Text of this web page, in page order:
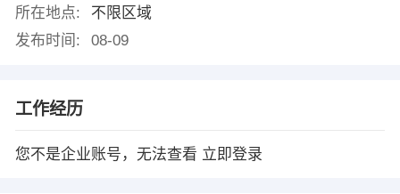
所在地点:
不限区域
发布时间:
08-09
工作经历
您不是企业账号，无法查看 立即登录